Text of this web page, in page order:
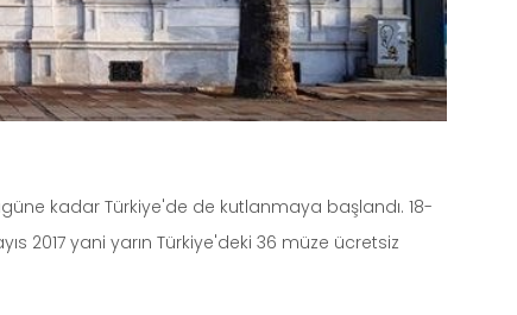
kadar Türkiye'de de kutlanmaya başlandı. 18-
2017 yani yarın Türkiye'deki 36 müze ücretsiz